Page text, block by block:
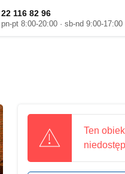
22 116 82 96
pn-pt 8:00-20:00 · sb-nd 9:00-17:00
Ten